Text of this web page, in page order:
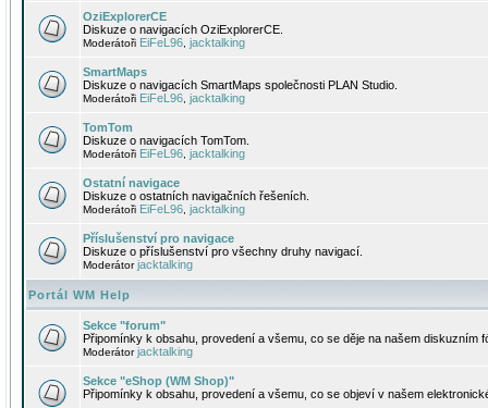
OziExplorerCE
Diskuze o navigacích OziExplorerCE.
Moderátoři EiFeL96 jacktalking
SmartMaps
Diskuze o navigacích SmartMaps společnosti PLAN Studio.
Moderátoři EiFeL96 jacktalking
TomTom
Diskuze o navigacích TomTom.
Moderátoři EiFeL96 jacktalking
Ostatní navigace
Diskuze o ostatních navigačních řešeních.
Moderátoři EiFeL96 jacktalking
Příslušenství pro navigace
Diskuze o příslušenství pro všechny druhy navigací.
Moderátorjacktalking
Portál WM Help
Sekce "forum"
Připomínky k obsahu, provedení a všemu, co se děje na našem diskuzním
Moderátorjacktalking
Sekce "eShop (WM Shop)"
Připomínky k obsahu, provedení a všemu, co se objeví v našem